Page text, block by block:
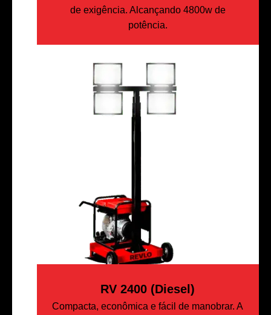
de exigência. Alcançando 4800w de
potência.
RV 2400 (Diesel)
Compacta, econômica e fácil de manobrar. A